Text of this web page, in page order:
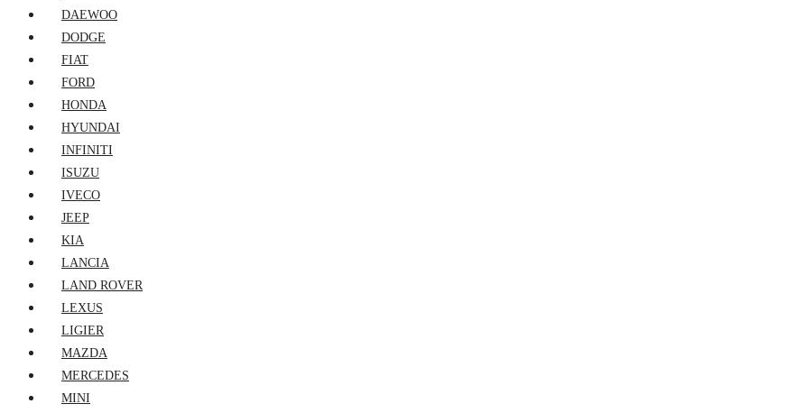
DAEWOO
DODGE
FIAT
FORD
HONDA
HYUNDAI
INFINITI
ISUZU
IVECO
JEEP
KIA
LANCIA
LAND ROVER
LEXUS
LIGIER
MAZDA
MERCEDES
MINI